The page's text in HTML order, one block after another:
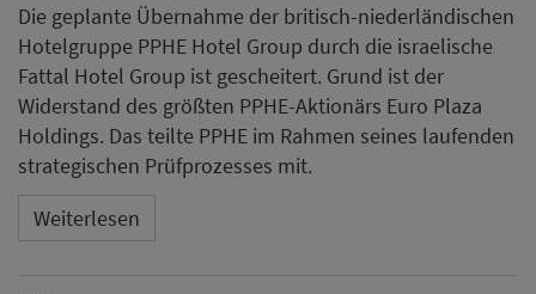
Die geplante Übernahme der britisch-niederländischen
Hotelgruppe PPHE Hotel Group durch die israelische
Fattal Hotel Group ist gescheitert. Grund ist der
Widerstand des größten PPHE-Aktionärs Euro Plaza
Holdings. Das teilte PPHE im Rahmen seines laufenden
strategischen Prüfprozesses mit.
Weiterlesen